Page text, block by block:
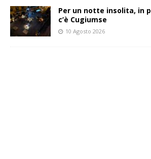
Per un notte insolita, in
c’è Cugiumse
10 Agosto 2026